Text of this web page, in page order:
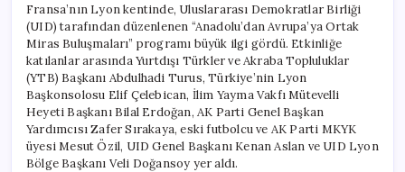
Ortak
Miras
Buluşmaları”
Etkinliğinde
Konuştu
için
Fransa’nın Lyon kentinde, Uluslararası Demokratlar Birliği
(UID) tarafından düzenlenen “Anadolu’dan Avrupa’ya Ortak
Miras Buluşmaları” programı büyük ilgi gördü. Etkinliğe
katılanlar arasında Yurtdışı Türkler ve Akraba Topluluklar
(YTB) Başkanı Abdulhadi Turus, Türkiye’nin Lyon
Başkonsolosu Elif Çelebican, İlim Yayma Vakfı Mütevelli
Heyeti Başkanı Bilal Erdoğan, AK Parti Genel Başkan
Yardımcısı Zafer Sırakaya, eski futbolcu ve AK Parti MKYK
üyesi Mesut Özil, UID Genel Başkanı Kenan Aslan ve UID Lyon
Bölge Başkanı Veli Doğansoy yer aldı.